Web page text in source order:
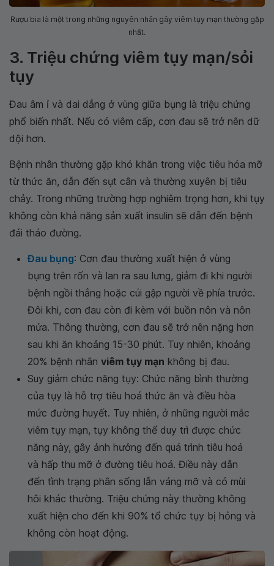
Rượu bia là một trong những nguyên nhân gây viêm tụy mạn thường gặp
nhất.
3. Triệu chứng viêm tụy mạn/sỏi
tụy
Đau âm ỉ và dai dẳng ở vùng giữa bụng là triệu chứng
phổ biến nhất. Nếu có viêm cấp, cơn đau sẽ trở nên dữ
dội hơn.
Bệnh nhân thường gặp khó khăn trong việc tiêu hóa mỡ
từ thức ăn, dẫn đến sụt cân và thường xuyên bị tiêu
chảy. Trong những trường hợp nghiêm trọng hơn, khi tụy
không còn khả năng sản xuất insulin sẽ dẫn đến bệnh
đái tháo đường.
Đau bụng: Cơn đau thường xuất hiện ở vùng
bụng trên rốn và lan ra sau lưng, giảm đi khi người
bệnh ngồi thẳng hoặc cúi gập người về phía trước.
Đôi khi, cơn đau còn đi kèm với buồn nôn và nôn
mửa. Thông thường, cơn đau sẽ trở nên nặng hơn
sau khi ăn khoảng 15-30 phút. Tuy nhiên, khoảng
20% bệnh nhân viêm tụy mạn không bị đau.
Suy giảm chức năng tụy: Chức năng bình thường
của tụy là hỗ trợ tiêu hoá thức ăn và điều hòa
mức đường huyết. Tuy nhiên, ở những người mắc
viêm tụy mạn, tụy không thể duy trì được chức
năng này, gây ảnh hưởng đến quá trình tiêu hoá
và hấp thu mỡ ở đường tiêu hoá. Điều này dẫn
đến tình trạng phân sống lẫn váng mỡ và có mùi
hôi khác thường. Triệu chứng này thường không
xuất hiện cho đến khi 90% tổ chức tụy bị hỏng và
không còn hoạt động.